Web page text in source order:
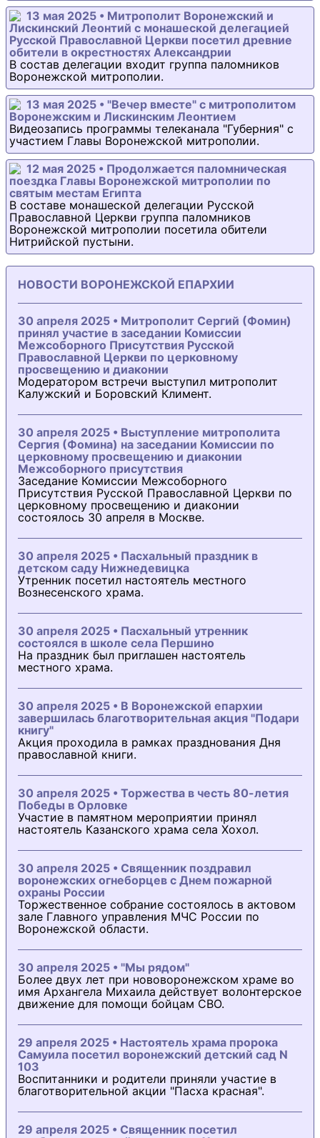
13 мая 2025 • Митрополит Воронежский и
Лискинский Леонтий с монашеской делегацией
Русской Православной Церкви посетил древние
обители в окрестностях Александрии
В состав делегации входит группа паломников
Воронежской митрополии.
13 мая 2025 • "Вечер вместе" с митрополитом
Воронежским и Лискинским Леонтием
Видеозапись программы телеканала "Губерния" с
участием Главы Воронежской митрополии.
12 мая 2025 • Продолжается паломническая
поездка Главы Воронежской митрополии по
святым местам Египта
В составе монашеской делегации Русской
Православной Церкви группа паломников
Воронежской митрополии посетила обители
Нитрийской пустыни.
НОВОСТИ ВОРОНЕЖСКОЙ ЕПАРХИИ
30 апреля 2025 • Митрополит Сергий (Фомин)
принял участие в заседании Комиссии
Межсоборного Присутствия Русской
Православной Церкви по церковному
просвещению и диаконии
Модератором встречи выступил митрополит
Калужский и Боровский Климент.
30 апреля 2025 • Выступление митрополита
Сергия (Фомина) на заседании Комиссии по
церковному просвещению и диаконии
Межсоборного присутствия
Заседание Комиссии Межсоборного
Присутствия Русской Православной Церкви по
церковному просвещению и диаконии
состоялось 30 апреля в Москве.
30 апреля 2025 • Пасхальный праздник в
детском саду Нижнедевицка
Утренник посетил настоятель местного
Вознесенского храма.
30 апреля 2025 • Пасхальный утренник
состоялся в школе села Першино
На праздник был приглашен настоятель
местного храма.
30 апреля 2025 • В Воронежской епархии
завершилась благотворительная акция "Подари
книгу"
Акция проходила в рамках празднования Дня
православной книги.
30 апреля 2025 • Торжества в честь 80-летия
Победы в Орловке
Участие в памятном мероприятии принял
настоятель Казанского храма села Хохол.
30 апреля 2025 • Священник поздравил
воронежских огнеборцев с Днем пожарной
охраны России
Торжественное собрание состоялось в актовом
зале Главного управления МЧС России по
Воронежской области.
30 апреля 2025 • "Мы рядом"
Более двух лет при нововоронежском храме во
имя Архангела Михаила действует волонтерское
движение для помощи бойцам СВО.
29 апреля 2025 • Настоятель храма пророка
Самуила посетил воронежский детский сад N
103
Воспитанники и родители приняли участие в
благотворительной акции "Пасха красная".
29 апреля 2025 • Священник посетил